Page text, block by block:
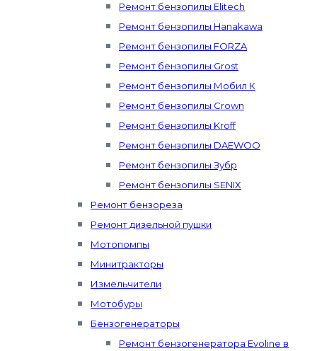
Ремонт бензопилы Elitech
Ремонт бензопилы Hanakawa
Ремонт бензопилы FORZA
Ремонт бензопилы Grost
Ремонт бензопилы Мобил К
Ремонт бензопилы Crown
Ремонт бензопилы Kroff
Ремонт бензопилы DAEWOO
Ремонт бензопилы Зубр
Ремонт бензопилы SENIX
Ремонт бензореза
Ремонт дизельной пушки
Мотопомпы
Минитракторы
Измельчители
Мотобуры
Бензогенераторы
Ремонт бензогенератора Evoline в